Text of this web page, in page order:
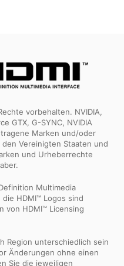
vorbehalten. NVIDIA,
GTX, G-SYNC, NVIDIA
Marken und/oder
Vereinigten Staaten und
und Urheberrechte
Multimedia
HDMI™ Logos sind
von HDMI™ Licensing
Region unterschiedlich sein
Änderungen ohne einen
Sie die jeweiligen